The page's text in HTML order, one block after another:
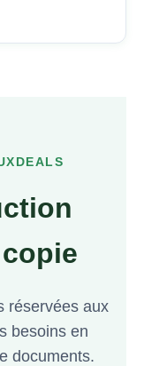
réservées aux
besoins en
documents.